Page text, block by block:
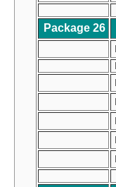
Package 26